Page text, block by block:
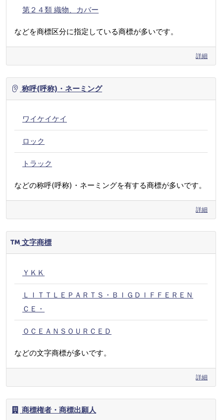
第２４類 織物、カバー
などを商標区分に指定している商標が多いです。
詳細
称呼(呼称)・ネーミング
ワイケイケイ
ロック
トラック
などの称呼(呼称)・ネーミングを有する商標が多いです。
詳細
文字商標
ＹＫＫ
ＬＩＴＴＬＥＰＡＲＴＳ・ＢＩＧＤＩＦＦＥＲＥＮ
ＣＥ・
ＯＣＥＡＮＳＯＵＲＣＥＤ
などの文字商標が多いです。
詳細
商標権者・商標出願人